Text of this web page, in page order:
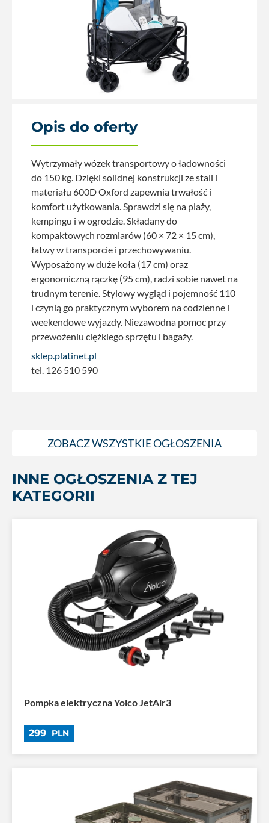
Opis do oferty
Wytrzymały wózek transportowy o ładowności
do 150 kg. Dzięki solidnej konstrukcji ze stali i
materiału 600D Oxford zapewnia trwałość i
komfort użytkowania. Sprawdzi się na plaży,
kempingu i w ogrodzie. Składany do
kompaktowych rozmiarów (60 × 72 × 15 cm),
łatwy w transporcie i przechowywaniu.
Wyposażony w duże koła (17 cm) oraz
ergonomiczną rączkę (95 cm), radzi sobie nawet na
trudnym terenie. Stylowy wygląd i pojemność 110
l czynią go praktycznym wyborem na codzienne i
weekendowe wyjazdy. Niezawodna pomoc przy
przewożeniu ciężkiego sprzętu i bagaży.
sklep.platinet.pl
tel. 126 510 590
ZOBACZ WSZYSTKIE OGŁOSZENIA
INNE OGŁOSZENIA Z TEJ
KATEGORII
Pompka elektryczna Yolco JetAir3
299 PLN